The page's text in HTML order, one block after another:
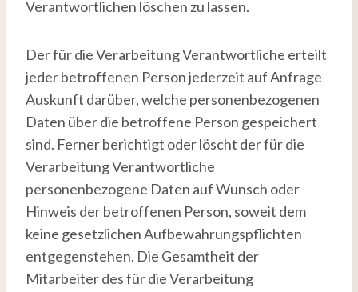
Verantwortlichen löschen zu lassen.
Der für die Verarbeitung Verantwortliche erteilt
jeder betroffenen Person jederzeit auf Anfrage
Auskunft darüber, welche personenbezogenen
Daten über die betroffene Person gespeichert
sind. Ferner berichtigt oder löscht der für die
Verarbeitung Verantwortliche
personenbezogene Daten auf Wunsch oder
Hinweis der betroffenen Person, soweit dem
keine gesetzlichen Aufbewahrungspflichten
entgegenstehen. Die Gesamtheit der
Mitarbeiter des für die Verarbeitung